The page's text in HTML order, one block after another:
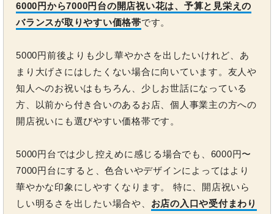
6000円から7000円台の開店祝い花は、予算と見栄えの
バランスが取りやすい価格帯です。
5000円前後よりも少し華やかさを出したいけれど、あ
まり大げさにはしたくない場合に向いています。友人や
知人へのお祝いはもちろん、少しお世話になっている
方、以前から付き合いのあるお店、個人事業主の方への
開店祝いにも選びやすい価格帯です。
5000円台では少し控えめに感じる場合でも、6000円〜
7000円台にすると、色合いやデザインによってはより
華やかな印象にしやすくなります。 特に、開店祝いら
しい明るさを出したい場合や、 お店の入口や受付まわり